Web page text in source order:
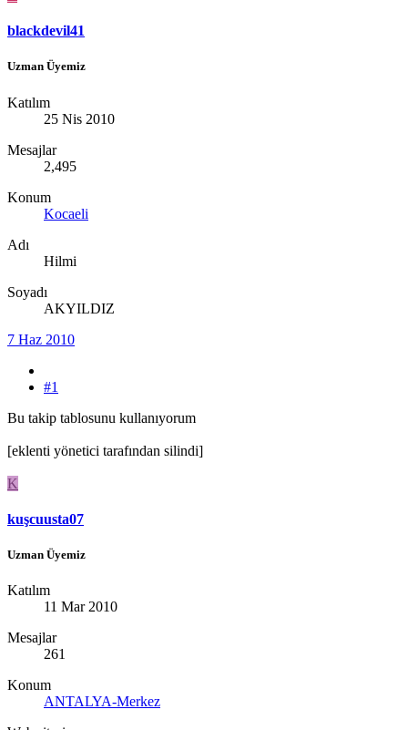
blackdevil41
Uzman Üyemiz
Katılım
25 Nis 2010
Mesajlar
2,495
Konum
Kocaeli
Adı
Hilmi
Soyadı
AKYILDIZ
7 Haz 2010
#1
Bu takip tablosunu kullanıyorum
[eklenti yönetici tarafından silindi]
K
kuşcuusta07
Uzman Üyemiz
Katılım
11 Mar 2010
Mesajlar
261
Konum
ANTALYA-Merkez